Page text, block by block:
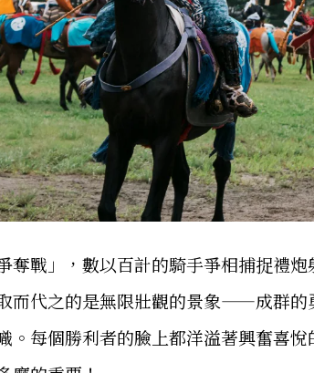
奪戰」，數以百計的騎手爭相捕捉禮
而代之的是無限壯觀的景象——成群的
。每個勝利者的臉上都洋溢著興奮喜